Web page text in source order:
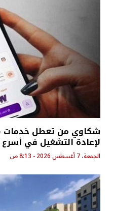
شكاوي من تعطل خدمات
لإعادة التشغيل في
الجمعة، 7 أغسطس 2026 - 8:13 ص